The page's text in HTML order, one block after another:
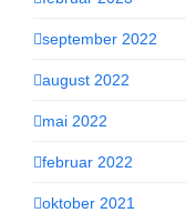
september 2022
august 2022
mai 2022
februar 2022
oktober 2021